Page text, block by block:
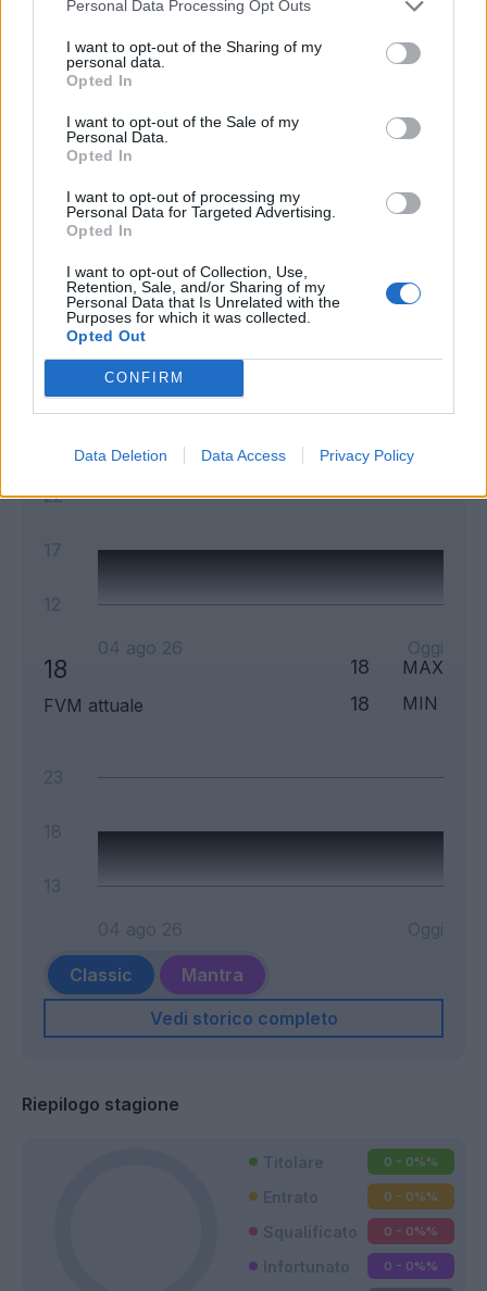
Personal Data Processing Opt Outs
I want to opt-out of the Sharing of my
personal data.
Opted In
I want to opt-out of the Sale of my
Personal Data.
Opted In
I want to opt-out of processing my
Personal Data for Targeted Advertising.
Opted In
I want to opt-out of Collection, Use,
Retention, Sale, and/or Sharing of my
Personal Data that Is Unrelated with the
Purposes for which it was collected.
Opted Out
CONFIRM
Data Deletion Data Access Privacy Policy
Andamento FantaValore di Mercato
17
22
17
12
04 ago 26
Oggi
18
FVM attuale
18 MAX
18 MIN
Classic
Mantra
Vedi storico completo
Riepilogo stagione
0 - 0%%
0 - 0%%
0 - 0%%
0 - 0%%